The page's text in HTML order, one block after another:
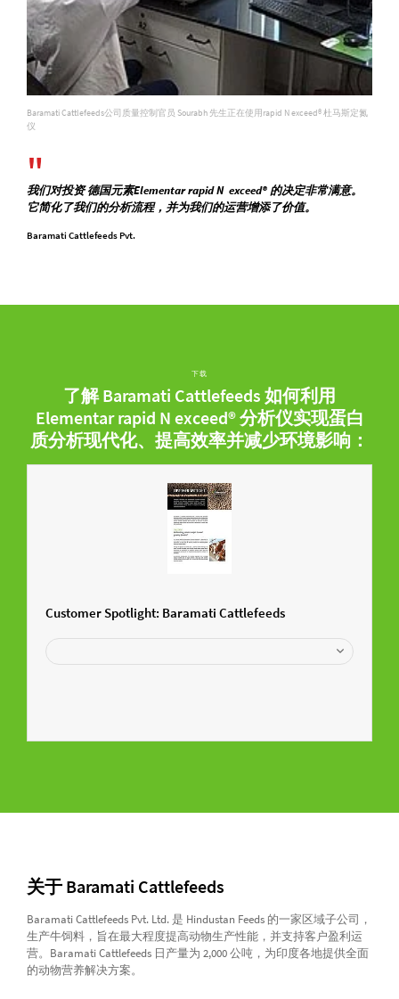
Baramati Cattlefeeds公司质量控制官员 Sourabh 先生正在使用rapid N exceed® 杜马斯定氮
仪
我们对投资 德国元素Elementar rapid N exceed® 的决定非常满意。
它简化了我们的分析流程，并为我们的运营增添了价值。
Baramati Cattlefeeds Pvt.
下载
了解 Baramati Cattlefeeds 如何利用
Elementar rapid N exceed® 分析仪实现蛋白
质分析现代化、提高效率并减少环境影响：
Customer Spotlight: Baramati Cattlefeeds
关于 Baramati Cattlefeeds
Baramati Cattlefeeds Pvt. Ltd. 是 Hindustan Feeds 的一家区域子公司，
生产牛饲料，旨在最大程度提高动物生产性能，并支持客户盈利运
营。Baramati Cattlefeeds 日产量为 2,000 公吨，为印度各地提供全面
的动物营养解决方案。